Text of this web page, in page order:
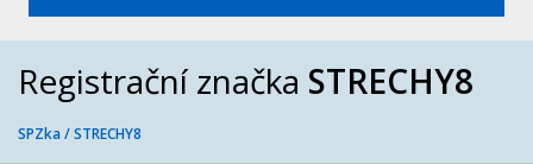
Registrační značka STRECHY8
SPZka /STRECHY8